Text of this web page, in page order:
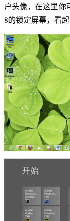
户头像，在这里你
8的锁定屏幕，看